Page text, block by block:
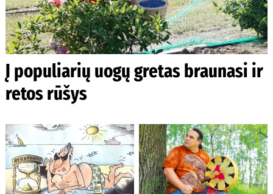
Į populiarių uogų gretas braunasi ir
retos rūšys